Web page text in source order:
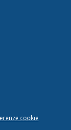
cookie